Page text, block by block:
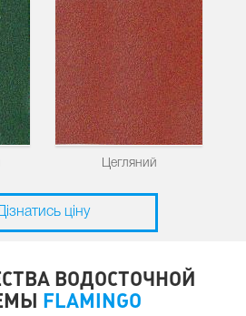
Цегляний
ціну
ВОДОСТОЧНОЙ
FLAMINGO